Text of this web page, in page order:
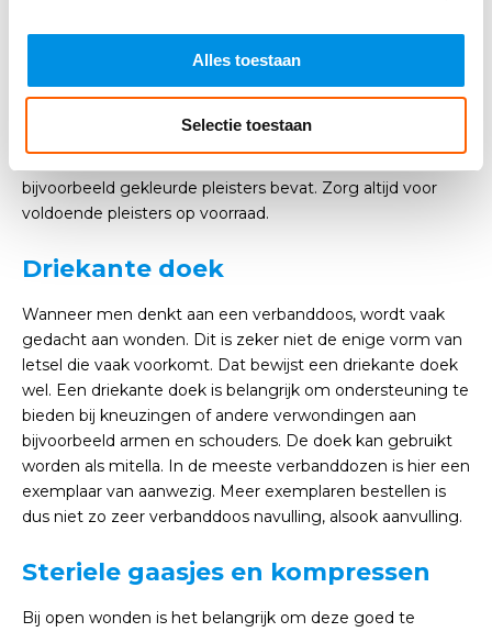
Alles toestaan
Selectie toestaan
exemplaren in de verbanddoos aanwezig zijn.
In vrijwel elke verbanddoos zitten meerdere
type verbanddoos. Ook kan de doos speciale pleisters
bijvoorbeeld gekleurde pleisters bevat. Zorg altijd voor
voldoende pleisters op voorraad.
Driekante doek
Wanneer men denkt aan een verbanddoos, wordt vaak
gedacht aan wonden. Dit is zeker niet de enige vorm van
letsel die vaak voorkomt. Dat bewijst een driekante doek
wel. Een driekante doek is belangrijk om ondersteuning te
bieden bij kneuzingen of andere verwondingen aan
bijvoorbeeld armen en schouders. De doek kan gebruikt
worden als mitella. In de meeste verbanddozen is hier een
exemplaar van aanwezig. Meer exemplaren bestellen is
dus niet zo zeer verbanddoos navulling, alsook aanvulling.
Steriele gaasjes en kompressen
Bij open wonden is het belangrijk om deze goed te